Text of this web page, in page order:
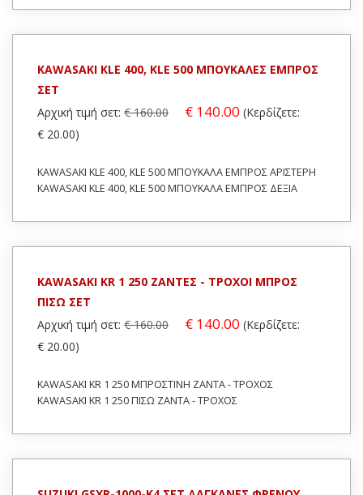
KAWASAKI KLE 400, KLE 500 ΜΠΟΥΚΑΛΕΣ ΕΜΠΡΟΣ
ΣΕΤ
Αρχική τιμή σετ: € 160.00 € 140.00 (Κερδίζετε:
€ 20.00)
KAWASAKI KLE 400, KLE 500 ΜΠΟΥΚΑΛΑ ΕΜΠΡΟΣ ΑΡΙΣΤΕΡΗ
KAWASAKI KLE 400, KLE 500 ΜΠΟΥΚΑΛΑ ΕΜΠΡΟΣ ΔΕΞΙΑ
KAWASAKI KR 1 250 ΖΑΝΤΕΣ - ΤΡΟΧΟΙ ΜΠΡΟΣ
ΠΙΣΩ ΣΕΤ
Αρχική τιμή σετ: € 160.00 € 140.00 (Κερδίζετε:
€ 20.00)
KAWASAKI KR 1 250 ΜΠΡΟΣΤΙΝΗ ΖΑΝΤΑ - ΤΡΟΧΟΣ
KAWASAKI KR 1 250 ΠΙΣΩ ΖΑΝΤΑ - ΤΡΟΧΟΣ